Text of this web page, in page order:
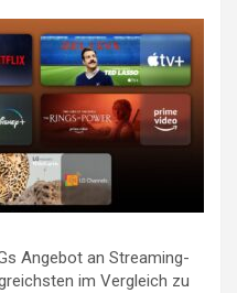
Angebot an Streaming-
im Vergleich zu